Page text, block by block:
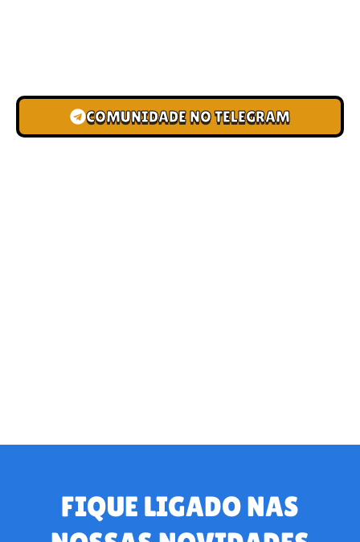
COMUNIDADE NO TELEGRAM
FIQUE LIGADO NAS